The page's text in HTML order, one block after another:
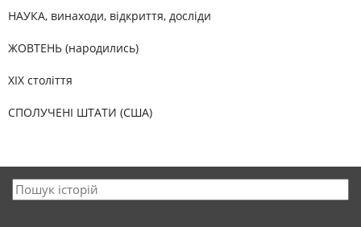
НАУКА, винаходи, відкриття, досліди
ЖОВТЕНЬ (народились)
XIX століття
СПОЛУЧЕНІ ШТАТИ (США)